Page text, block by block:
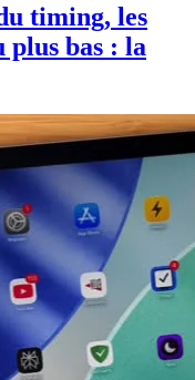
timing, les
plus bas : la